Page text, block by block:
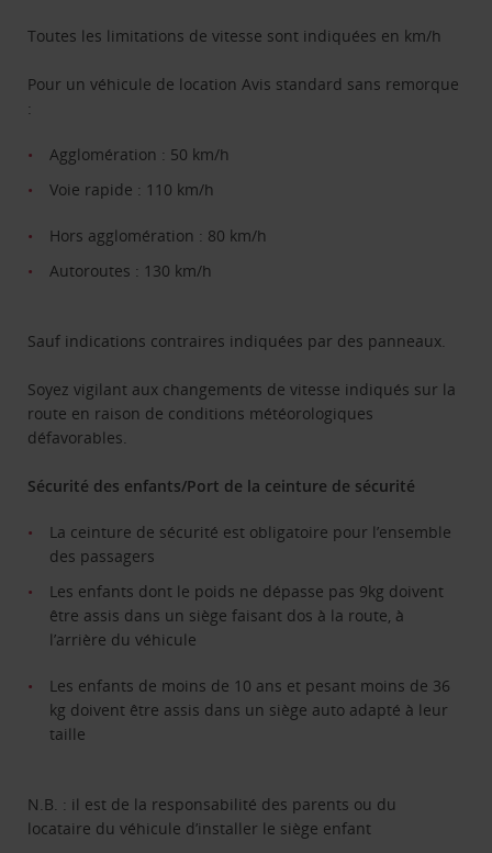
Toutes les limitations de vitesse sont indiquées en km/h
Pour un véhicule de location Avis standard sans remorque
:
Agglomération : 50 km/h
Voie rapide : 110 km/h
Hors agglomération : 80 km/h
Autoroutes : 130 km/h
Sauf indications contraires indiquées par des panneaux.
Soyez vigilant aux changements de vitesse indiqués sur la
route en raison de conditions météorologiques
défavorables.
Sécurité des enfants/Port de la ceinture de sécurité
La ceinture de sécurité est obligatoire pour l’ensemble
des passagers
Les enfants dont le poids ne dépasse pas 9kg doivent
être assis dans un siège faisant dos à la route, à
l’arrière du véhicule
Les enfants de moins de 10 ans et pesant moins de 36
kg doivent être assis dans un siège auto adapté à leur
taille
N.B. : il est de la responsabilité des parents ou du
locataire du véhicule d’installer le siège enfant